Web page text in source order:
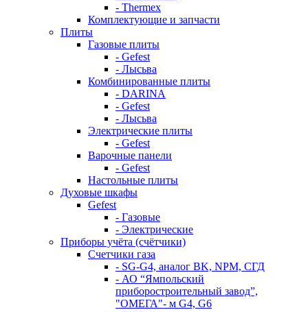
- Thermex
Комплектующие и запчасти
Плиты
Газовые плиты
- Gefest
- Лысьва
Комбинированные плиты
- DARINA
- Gefest
- Лысьва
Электрические плиты
- Gefest
Варочные панели
- Gefest
Настольные плиты
Духовые шкафы
Gefest
- Газовые
- Электрические
Приборы учёта (счётчики)
Счетчики газа
- SG-G4, аналог BK, NPM, СГД
- АО “Ямпольский
приборостроительный завод”,
"ОМЕГА"- м G4, G6